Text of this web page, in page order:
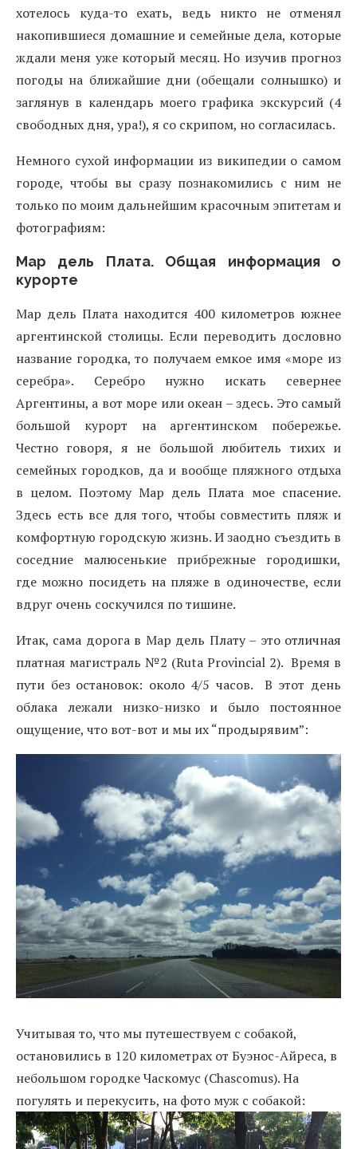
хотелось куда-то ехать, ведь никто не отменял
накопившиеся домашние и семейные дела, которые
ждали меня уже который месяц. Но изучив прогноз
погоды на ближайшие дни (обещали солнышко) и
заглянув в календарь моего графика экскурсий (4
свободных дня, ура!), я со скрипом, но согласилась.
Немного сухой информации из википедиио самом
городе, чтобы вы сразу познакомились с ним не
только по моим дальнейшим красочным эпитетам и
фотографиям:
Мар дель Плата. Общая информация о
курорте
Мар дель Плата находится 400 километров южнее
аргентинской столицы. Если переводить дословно
название городка, то получаем емкое имя «море из
серебра». Серебро нужно искать севернее
Аргентины, а вот море или океан –здесь. Это самый
большой курорт на аргентинском побережье.
Честно говоря, я не большой любитель тихих и
семейных городков, да и вообще пляжного отдыха
в целом. Поэтому Мар дель Плата мое спасение.
Здесь есть все для того, чтобы совместить пляж и
комфортную городскую жизнь. И заодно съездить в
соседние малюсенькие прибрежные городишки,
где можно посидеть на пляже в одиночестве, если
вдруг очень соскучился по тишине.
Итак, сама дорога в Мар дель Плату – это отличная
платная магистраль №2 (Ruta Provincial 2). Время в
пути без остановок: около 4/5 часов. В этот день
облака лежали низко-низко и было постоянное
ощущение, что вот-вот и мы их “продырявим”:
Учитывая то, что мы путешествуем с собакой,
остановились в 120 километрах от Буэнос-Айреса, в
небольшом городке Часкомус (Chascomus). На
погулять и перекусить, на фото муж с собакой: